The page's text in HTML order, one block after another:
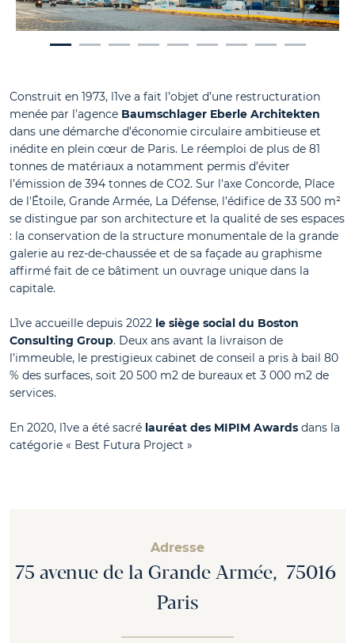
Construit en 1973, l1ve a fait l’objet d’une restructuration
menée par l’agence Baumschlager Eberle Architekten
dans une démarche d’économie circulaire ambitieuse et
inédite en plein cœur de Paris. Le réemploi de plus de 81
tonnes de matériaux a notamment permis d’éviter
l’émission de 394 tonnes de CO2. Sur l'axe Concorde, Place
de l'Étoile, Grande Armée, La Défense, l’édifice de 33 500 m²
se distingue par son architecture et la qualité de ses espaces
: la conservation de la structure monumentale de la grande
galerie au rez-de-chaussée et de sa façade au graphisme
affirmé fait de ce bâtiment un ouvrage unique dans la
capitale.
L1ve accueille depuis 2022 le siège social du Boston
Consulting Group. Deux ans avant la livraison de
l’immeuble, le prestigieux cabinet de conseil a pris à bail 80
% des surfaces, soit 20 500 m2 de bureaux et 3 000 m2 de
services.
En 2020, l1ve a été sacré lauréat des MIPIM Awards dans la
catégorie « Best Futura Project »
Adresse
75 avenue de la Grande Armée, 75016
Paris